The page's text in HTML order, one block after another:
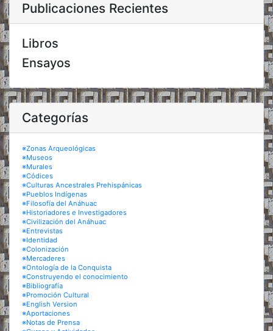
Publicaciones Recientes
Libros
Ensayos
Categorías
※Zonas Arqueológicas
※Museos
※Murales
※Códices
※Culturas Ancestrales Prehispánicas
※Pueblos Indígenas
※Filosofía del Anáhuac
※Historiadores e Investigadores
※Civilización del Anáhuac
※Entrevistas
※Identidad
※Colonización
※Mercaderes
※Ontología de la Conquista
※Construyendo el conocimiento
※Bibliografía
※Promoción Cultural
※English Version
※Aportaciones
※Notas de Prensa